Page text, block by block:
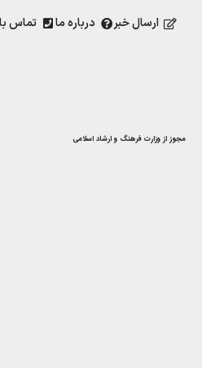
ارسال خبر درباره ما تماس
مجوز از وزارت فرهنگ و ارشاد اسلامی